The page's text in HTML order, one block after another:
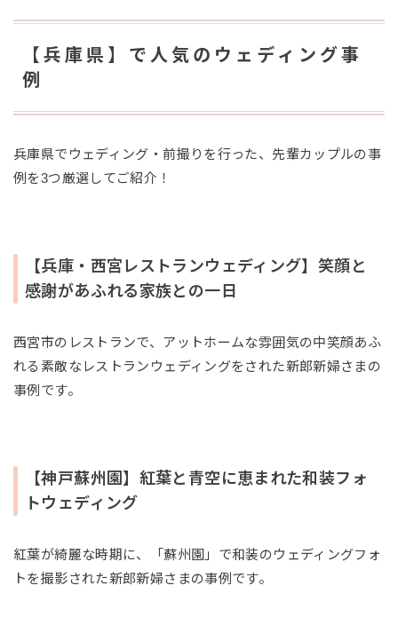
【兵庫県】で人気のウェディング事
例
兵庫県でウェディング・前撮りを行った、先輩カップルの事
例を3つ厳選してご紹介！
【兵庫・西宮レストランウェディング】笑顔と
感謝があふれる家族との一日
西宮市のレストランで、アットホームな雰囲気の中笑顔あふ
れる素敵なレストランウェディングをされた新郎新婦さまの
事例です。
【神戸蘇州園】紅葉と青空に恵まれた和装フォ
トウェディング
紅葉が綺麗な時期に、「蘇州園」で和装のウェディングフォ
トを撮影された新郎新婦さまの事例です。